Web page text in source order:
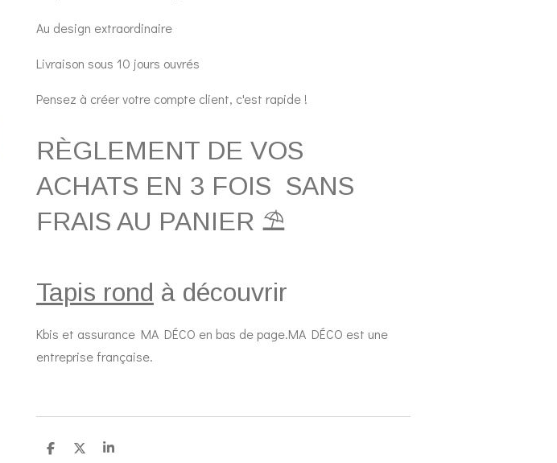
Au design extraordinaire
Livraison sous 10 jours ouvrés
Pensez à créer votre compte client, c'est rapide !
RÈGLEMENT DE VOS
ACHATS EN 3 FOIS SANS
FRAIS AU PANIER ⛱️
Tapis rond à découvrir
Kbis et assurance MA DÉCO en bas de page.MA DÉCO est une
entreprise française.
P
P
P